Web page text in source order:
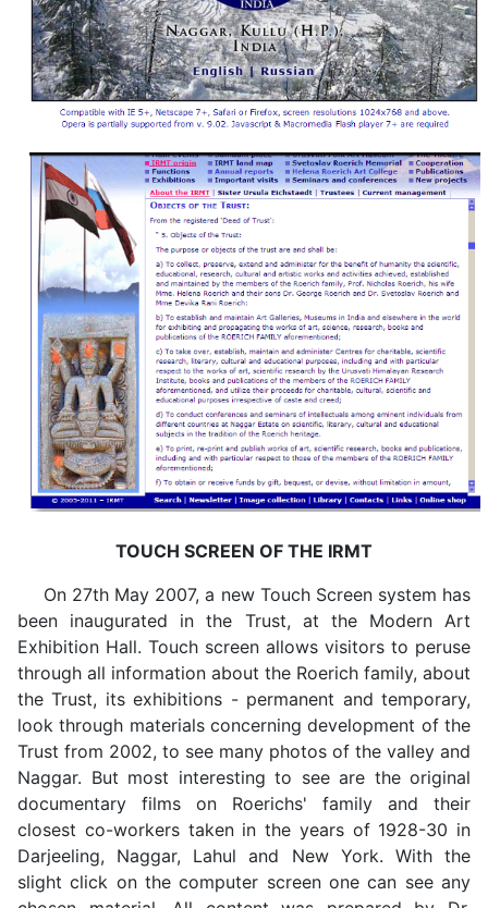
TOUCH SCREEN OF THE IRMT
On 27th May 2007, a new Touch Screen system has
been inaugurated in the Trust, at the Modern Art
Exhibition Hall. Touch screen allows visitors to peruse
through all information about the Roerich family, about
the Trust, its exhibitions - permanent and temporary,
look through materials concerning development of the
Trust from 2002, to see many photos of the valley and
Naggar. But most interesting to see are the original
documentary films on Roerichs' family and their
closest co-workers taken in the years of 1928-30 in
Darjeeling, Naggar, Lahul and New York. With the
slight click on the computer screen one can see any